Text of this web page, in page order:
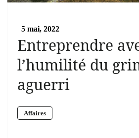
5 mai, 2022
Entreprendre
l’humilité du
aguerri
Affaires